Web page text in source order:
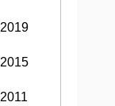
2019
2015
2011